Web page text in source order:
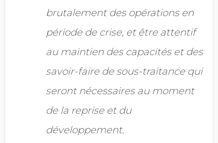
brutalement des opérations en
période de crise, et être attentif
au maintien des capacités et des
savoir-faire de sous-traitance qui
seront nécessaires au moment
de la reprise et du
développement.